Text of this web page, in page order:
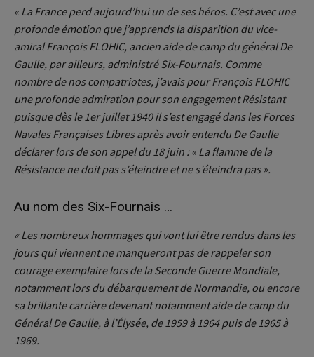
« La France perd aujourd’hui un de ses héros. C’est avec une
profonde émotion que j’apprends la disparition du vice-
amiral François FLOHIC, ancien aide de camp du général De
Gaulle, par ailleurs, administré Six-Fournais. Comme
nombre de nos compatriotes, j’avais pour François FLOHIC
une profonde admiration pour son engagement Résistant
puisque dès le 1er juillet 1940 il s’est engagé dans les Forces
Navales Françaises Libres après avoir entendu De Gaulle
déclarer lors de son appel du 18 juin : « La flamme de la
Résistance ne doit pas s’éteindre et ne s’éteindra pas ».
Au nom des Six-Fournais …
« Les nombreux hommages qui vont lui être rendus dans les
jours qui viennent ne manqueront pas de rappeler son
courage exemplaire lors de la Seconde Guerre Mondiale,
notamment lors du débarquement de Normandie, ou encore
sa brillante carrière devenant notamment aide de camp du
Général De Gaulle, à l’Élysée, de 1959 à 1964 puis de 1965 à
1969.